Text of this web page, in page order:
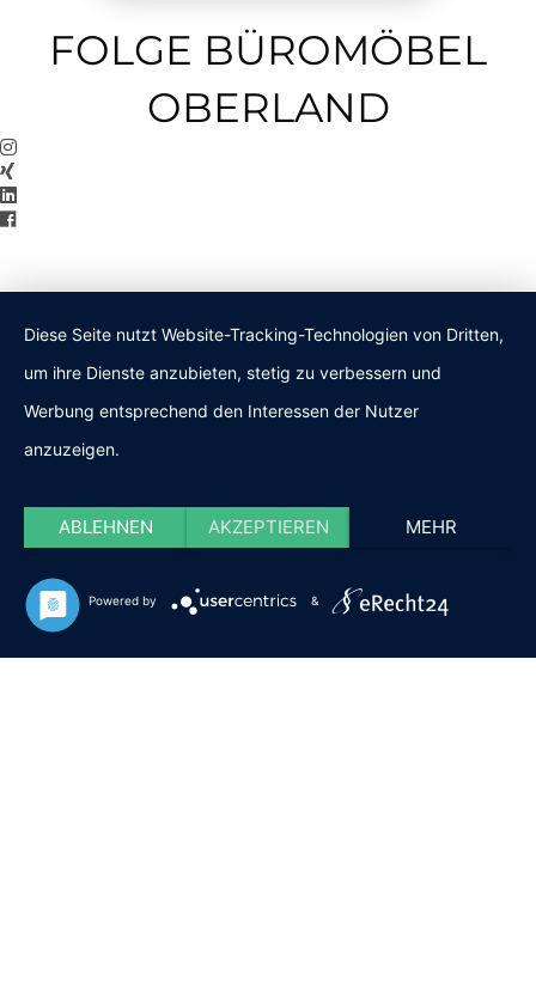
FOLGE BÜROMÖBEL
OBERLAND
Diese Seite nutzt Website-Tracking-Technologien von Dritten,
um ihre Dienste anzubieten, stetig zu verbessern und
Werbung entsprechend den Interessen der Nutzer
anzuzeigen.
ABLEHNEN AKZEPTIEREN MEHR
Powered by &